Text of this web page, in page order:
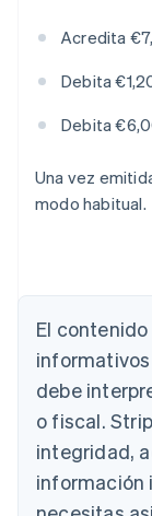
Acredita
Debita
Debita
Una vez
modo habitual.
El
debe
o fiscal.
integridad,
información
Australia
Austria
Deutsch
Bélgica
Nederlands
Brasil
Português
Bulgaria
English